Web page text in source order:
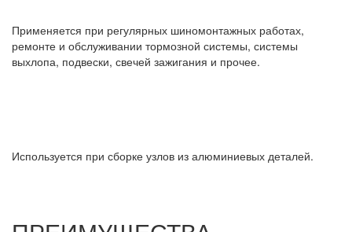
Применяется при регулярных шиномонтажных работах,
ремонте и обслуживании тормозной системы, системы
выхлопа, подвески, свечей зажигания и прочее.
Используется при сборке узлов из алюминиевых деталей.